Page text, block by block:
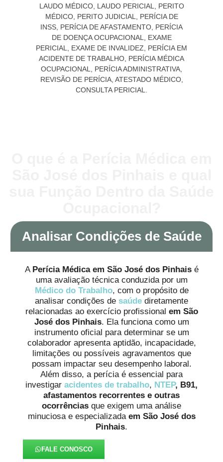
Analisar Condições de Saúde
A Perícia Médica em São José dos Pinhaisé
uma avaliação técnica conduzida por um
Médico do Trabalho, com o propósito de
analisar condições de saúde diretamente
relacionadas ao exercício profissional em São
José dos Pinhais. Ela funciona como um
instrumento oficial para determinar se um
colaborador apresenta aptidão, incapacidade,
limitações ou possíveis agravamentos que
possam impactar seu desempenho laboral.
Além disso, a perícia é essencial para
investigar acidentes de trabalho, NTEP, B91,
afastamentos recorrentes e outras
ocorrências que exigem uma análise
minuciosa e especializada em São José dos
Pinhais.
FALE CONOSCO